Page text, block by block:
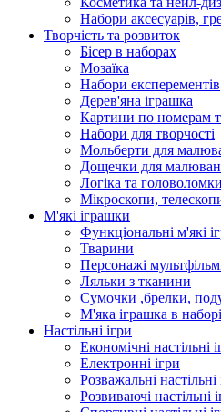
Набори аксесуарів,
Творчість та розвиток
Бісер в наборах
Мозаїка
Набори експерементів
Дерев'яна іграшка
Картини по номерам
Набори для творчості
Мольберти для
Дощечки для
Логіка та головоломки
Мікроскопи,
М'які іграшки
Функціональні м'які
Тварини
Персонажі
Ляльки з тканини
Сумочки ,брелки,
М'яка іграшка в наборі
Настільні ігри
Економічні настільні
Електронні ігри
Розважальні настільні
Розвиваючі настільні